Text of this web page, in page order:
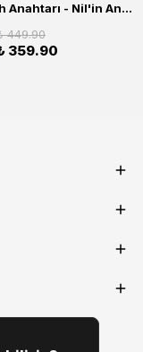
2'li Ankh Anahtarı - Nil'in Anahtarı - Kuru Kafa Erkek Kadın Kolye Seti
449.90
359.90